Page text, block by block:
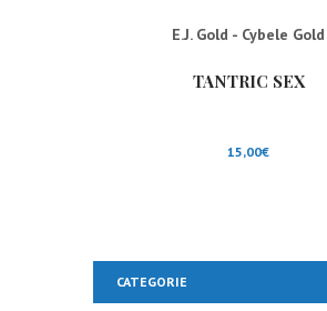
E.J. Gold - Cybele Gold
TANTRIC SEX
15,00€
CATEGORIE